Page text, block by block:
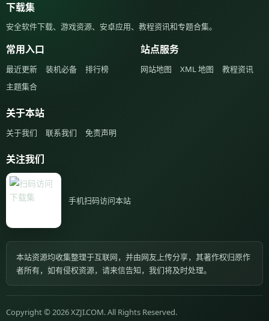
下载集
安全软件下载、游戏资源、安卓应用、教程资讯和专题合集。
常用入口
最近更新 装机必备
排行榜
主题集合
站点服务
网站地图 XML 地图 教程资讯
关于本站
关于我们 联系我们 免责声明
关注我们
手机扫码访问本站
本站资源均收集整理于互联网，并由网友上传分享，其著作权归原作
者所有，如有侵权资源，请来信告知，我们将及时处理。
Copyright © 2026 XZJI.COM. All Rights Reserved.